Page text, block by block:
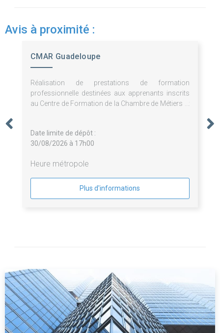
Avis à proximité :
CMAR Guadeloupe
Réalisation de prestations de formation
professionnelle destinées aux apprenants inscrits
au Centre de Formation de la Chambre de Métiers et
Date limite de dépôt :
30/08/2026 à 17h00
Heure métropole
Plus d'informations